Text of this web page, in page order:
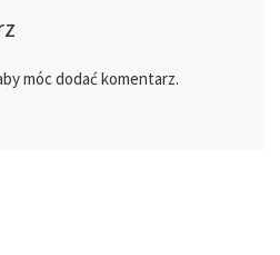
móc dodać komentarz.